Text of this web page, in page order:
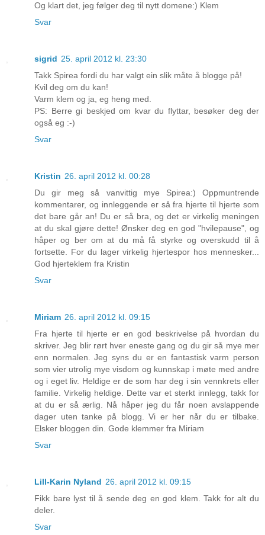
Og klart det, jeg følger deg til nytt domene:) Klem
Svar
sigrid 25. april 2012 kl. 23:30
Takk Spirea fordi du har valgt ein slik måte å blogge på!
Kvil deg om du kan!
Varm klem og ja, eg heng med.
PS: Berre gi beskjed om kvar du flyttar, besøker deg der
også eg :-)
Svar
Kristin 26. april 2012 kl. 00:28
Du gir meg så vanvittig mye Spirea:) Oppmuntrende
kommentarer, og innleggende er så fra hjerte til hjerte som
det bare går an! Du er så bra, og det er virkelig meningen
at du skal gjøre dette! Ønsker deg en god "hvilepause", og
håper og ber om at du må få styrke og overskudd til å
fortsette. For du lager virkelig hjertespor hos mennesker...
God hjerteklem fra Kristin
Svar
Miriam 26. april 2012 kl. 09:15
Fra hjerte til hjerte er en god beskrivelse på hvordan du
skriver. Jeg blir rørt hver eneste gang og du gir så mye mer
enn normalen. Jeg syns du er en fantastisk varm person
som vier utrolig mye visdom og kunnskap i møte med andre
og i eget liv. Heldige er de som har deg i sin vennkrets eller
familie. Virkelig heldige. Dette var et sterkt innlegg, takk for
at du er så ærlig. Nå håper jeg du får noen avslappende
dager uten tanke på blogg. Vi er her når du er tilbake.
Elsker bloggen din. Gode klemmer fra Miriam
Svar
Lill-Karin Nyland 26. april 2012 kl. 09:15
Fikk bare lyst til å sende deg en god klem. Takk for alt du
deler.
Svar